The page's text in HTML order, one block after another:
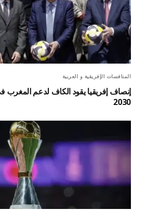
المنافسات الإفريقية و العربية
إنصاف إفريقيا يقود الكاف لدعم المغرب
2030